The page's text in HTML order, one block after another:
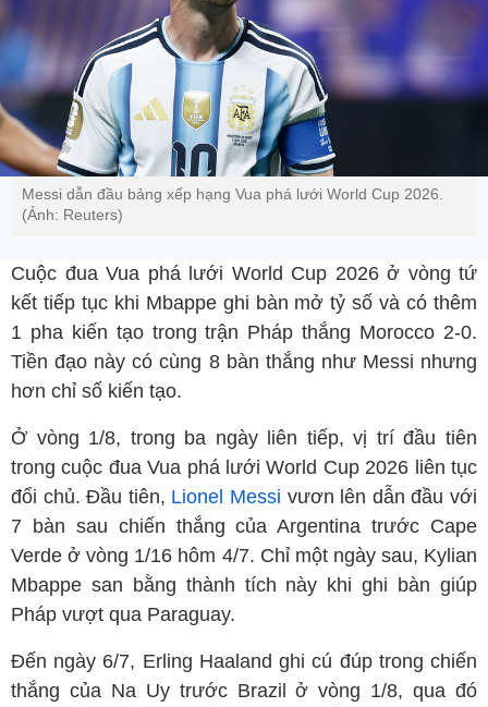
Messi dẫn đầu bảng xếp hạng Vua phá lưới World Cup 2026.
(Ảnh: Reuters)
Cuộc đua Vua phá lưới World Cup 2026 ở vòng tứ
kết tiếp tục khi Mbappe ghi bàn mở tỷ số và có thêm
1 pha kiến tạo trong trận Pháp thắng Morocco 2-0.
Tiền đạo này có cùng 8 bàn thắng như Messi nhưng
hơn chỉ số kiến tạo.
Ở vòng 1/8, trong ba ngày liên tiếp, vị trí đầu tiên
trong cuộc đua Vua phá lưới World Cup 2026 liên tục
đổi chủ. Đầu tiên, Lionel Messi vươn lên dẫn đầu với
7 bàn sau chiến thắng của Argentina trước Cape
Verde ở vòng 1/16 hôm 4/7. Chỉ một ngày sau, Kylian
Mbappe san bằng thành tích này khi ghi bàn giúp
Pháp vượt qua Paraguay.
Đến ngày 6/7, Erling Haaland ghi cú đúp trong chiến
thắng của Na Uy trước Brazil ở vòng 1/8, qua đó